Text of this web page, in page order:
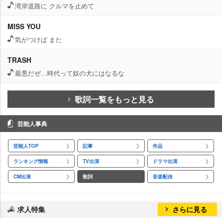
湾岸道路に クルマを止めて
MISS YOU
気がつけば また
TRASH
最悪だぜ…時代って奴の犬にはなるな
歌詞一覧をもっと見る
芸能人事典
芸能人TOP 記事 作品
ランキング情報 TV出演 ドラマ出演
CM出演 歌詞 音楽配信
求人特集 さらに見る